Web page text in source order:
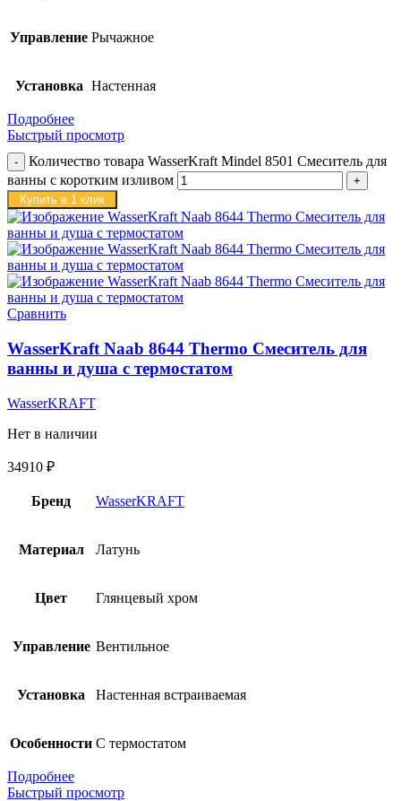
Управление Рычажное
Установка Настенная
Подробнее
Быстрый просмотр
Количество товара WasserKraft Mindel 8501 Смеситель для
ванны с коротким изливом
Купить в 1 клик
Сравнить
WasserKraft Naab 8644 Thermo Смеситель для
ванны и душа с термостатом
WasserKRAFT
Нет в наличии
34910 ₽
Бренд WasserKRAFT
Материал Латунь
Цвет Глянцевый хром
Управление Вентильное
Установка Настенная встраиваемая
Особенности С термостатом
Подробнее
Быстрый просмотр